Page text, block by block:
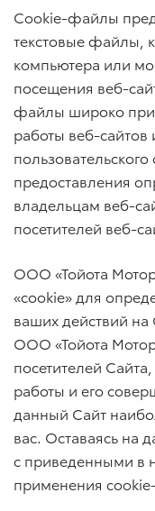
Cookie-файлы
текстовые файлы,
компьютера или
посещения веб-
файлы широко
работы веб-
предоставления
владельцам веб-
посетителей веб-
ООО «Тойота
«cookie» для
ваших действий на
ООО «Тойота
посетителей
работы и его
данный Сайт
вас. Оставаясь на
с приведенными в
применения